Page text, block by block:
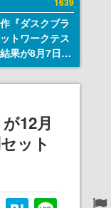
『ダスクブラ
トワークテス
果が8月7日22
応募サイトの
から確認可
12月
ット